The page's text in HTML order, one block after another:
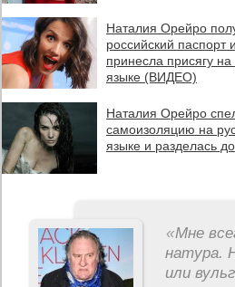
Наталия Орейро
российский паспорт и
принесла присягу на
языке (ВИДЕО)
Наталия Орейро
самоизоляцию на
языке и разделась
«Мне
натура.
или